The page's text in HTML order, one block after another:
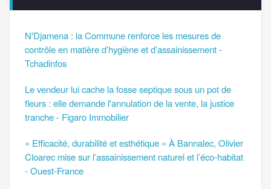
N'Djamena : la Commune renforce les mesures de
contrôle en matière d’hygiène et d’assainissement -
Tchadinfos
Le vendeur lui cache la fosse septique sous un pot de
fleurs : elle demande l'annulation de la vente, la justice
tranche - Figaro Immobilier
« Efficacité, durabilité et esthétique » À Bannalec, Olivier
Cloarec mise sur l’assainissement naturel et l’éco-habitat
- Ouest-France